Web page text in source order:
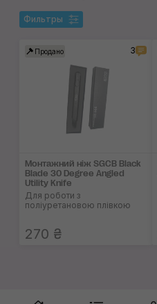
Фильтры
Продано 3
Монтажний ніж SGCB Black
Blade 30 Degree Angled
Utility Knife
Для роботи з
поліуретановою плівкою
270 ₴